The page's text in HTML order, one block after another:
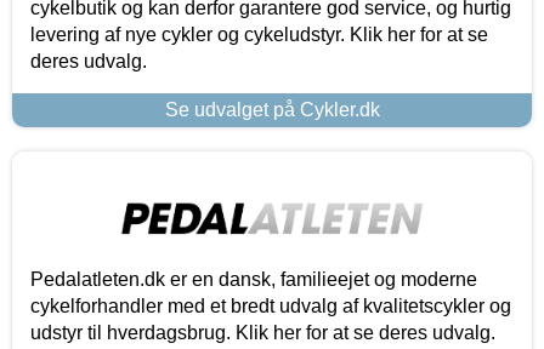
cykelbutik og kan derfor garantere god service, og hurtig
levering af nye cykler og cykeludstyr. Klik her for at se
deres udvalg.
Se udvalget på Cykler.dk
Pedalatleten.dk er en dansk, familieejet og moderne
cykelforhandler med et bredt udvalg af kvalitetscykler og
udstyr til hverdagsbrug. Klik her for at se deres udvalg.